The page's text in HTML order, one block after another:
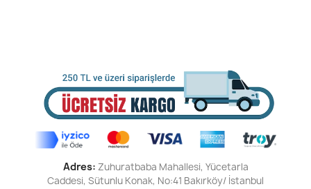
Adres: Zuhuratbaba Mahallesi, Yücetarla
Caddesi, Sütunlu Konak, No:41 Bakırköy/ İstanbul